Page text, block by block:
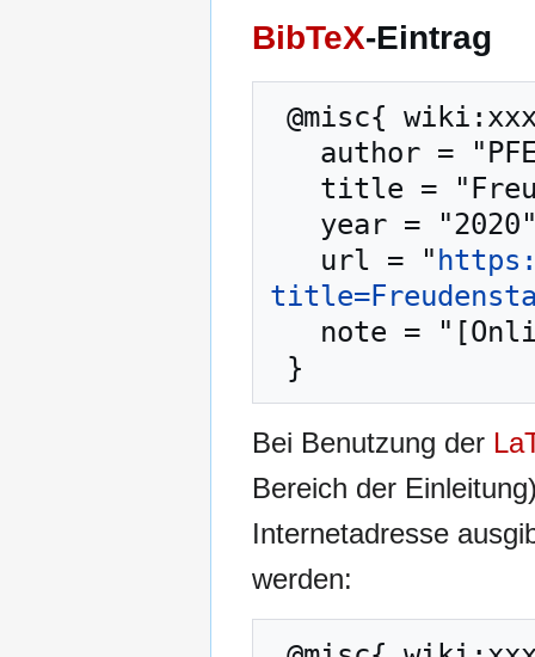
BibTeX-Eintrag
   url = "
Bei Benutzung der
Bereich der
Internetadresse
werden: